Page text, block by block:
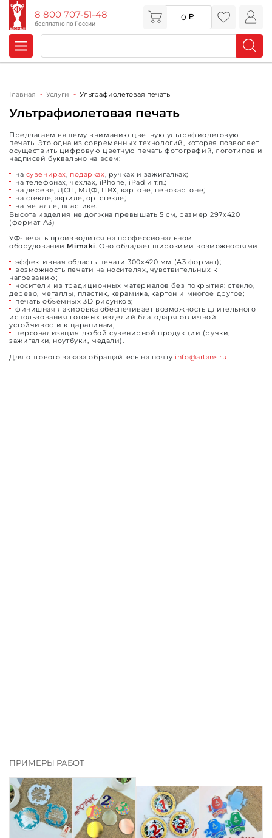
8 800 707-51-48
бесплатно по России
0
Главная Услуги Ультрафиолетовая печать
Ультрафиолетовая печать
Предлагаем вашему вниманию цветную ультрафиолетовую
печать. Это одна из современных технологий, которая позволяет
осуществить цифровую цветную печать фотографий, логотипов и
надписей буквально на всем:
на сувенирах подарках , ручках и зажигалках;
на телефонах, чехлах, iPhone, iPad и т.п.;
на дереве, ДСП, МДФ, ПВХ, картоне, пенокартоне;
на стекле, акриле, оргстекле;
на металле, пластике.
Высота изделия не должна превышать 5 см, размер 297х420
(формат А3)
УФ-печать производится на профессиональном
оборудовании Mimaki . Оно обладает широкими возможностями:
эффективная область печати 300х420 мм (А3 формат);
возможность печати на носителях, чувствительных к
нагреванию;
носители из традиционных материалов без покрытия: стекло,
дерево, металлы, пластик, керамика, картон и многое другое;
печать объёмных 3D рисунков;
финишная лакировка обеспечивает возможность длительного
использования готовых изделий благодаря отличной
устойчивости к царапинам;
персонализация любой сувенирной продукции (ручки,
зажигалки, ноутбуки, медали).
Для оптового заказа обращайтесь на почту info@artans.ru
ПРИМЕРЫ РАБОТ